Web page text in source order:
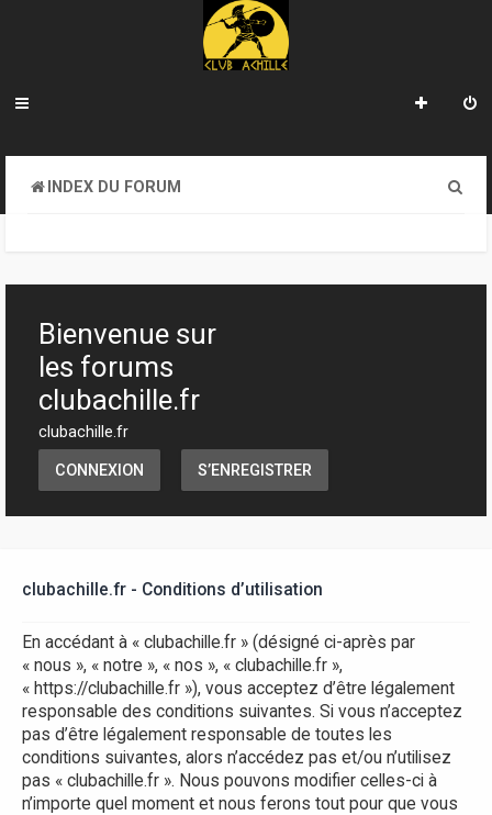
INDEX DU FORUM
h
Bienvenue sur
les forums
clubachille.fr
clubachille.fr
CONNEXION S’ENREGISTRER
clubachille.fr - Conditions d’utilisation
En accédant à « clubachille.fr » (désigné ci-après par
« nous », « notre », « nos », « clubachille.fr »,
« https://clubachille.fr »), vous acceptez d’être légalement
responsable des conditions suivantes. Si vous n’acceptez
pas d’être légalement responsable de toutes les
conditions suivantes, alors n’accédez pas et/ou n’utilisez
pas « clubachille.fr ». Nous pouvons modifier celles-ci à
n’importe quel moment et nous ferons tout pour que vous